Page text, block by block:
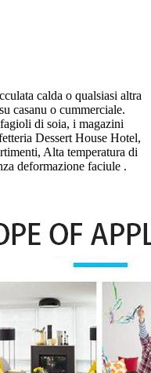
calda o qualsiasi altra
casanu o cummerciale.
di soia, i magazini
Dessert House Hotel,
Alta temperatura di
deformazione faciule .